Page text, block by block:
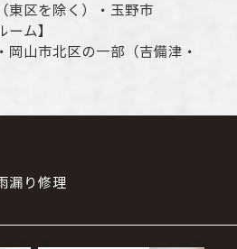
（東区を除く）・玉野市
ーム】
・ 岡山市北区の一部（吉備津・
漏り修理